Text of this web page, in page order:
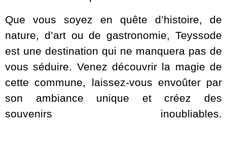
Que vous soyez en quête d’histoire, de
nature, d’art ou de gastronomie, Teyssode
est une destination qui ne manquera pas de
vous séduire. Venez découvrir la magie de
cette commune, laissez-vous envoûter par
son ambiance unique et créez des
souvenirs inoubliables.